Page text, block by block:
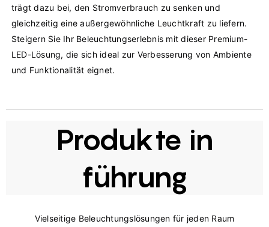
trägt dazu bei, den Stromverbrauch zu senken und
gleichzeitig eine außergewöhnliche Leuchtkraft zu liefern.
Steigern Sie Ihr Beleuchtungserlebnis mit dieser Premium-
LED-Lösung, die sich ideal zur Verbesserung von Ambiente
Produkte in
führung